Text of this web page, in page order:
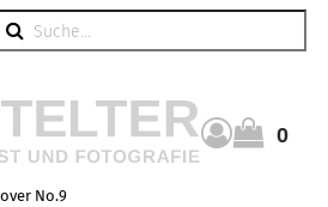
0
No.9